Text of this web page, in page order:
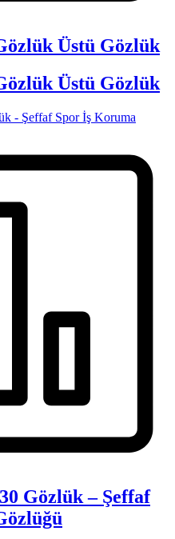
Üstü Gözlük
Üstü Gözlük
Gözlük – Şeffaf